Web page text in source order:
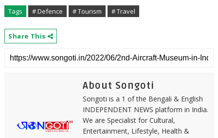
Tags # Defence # Tourism # Travel
Share This
About Songoti
Songoti is a 1 of the Bengali & English
INDEPENDENT NEWS platform in India.
We are Specialist for Cultural,
Entertainment, Lifestyle, Health &